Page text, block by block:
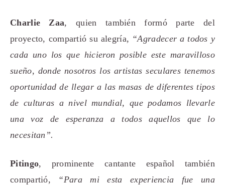
Charlie Zaa, quien también formó parte del
proyecto, compartió su alegría, “Agradecer a todos y
cada uno los que hicieron posible este maravilloso
sueño, donde nosotros los artistas seculares tenemos
oportunidad de llegar a las masas de diferentes tipos
de culturas a nivel mundial, que podamos llevarle
una voz de esperanza a todos aquellos que lo
necesitan”.
Pitingo, prominente cantante español también
compartió, “Para mi esta experiencia fue una